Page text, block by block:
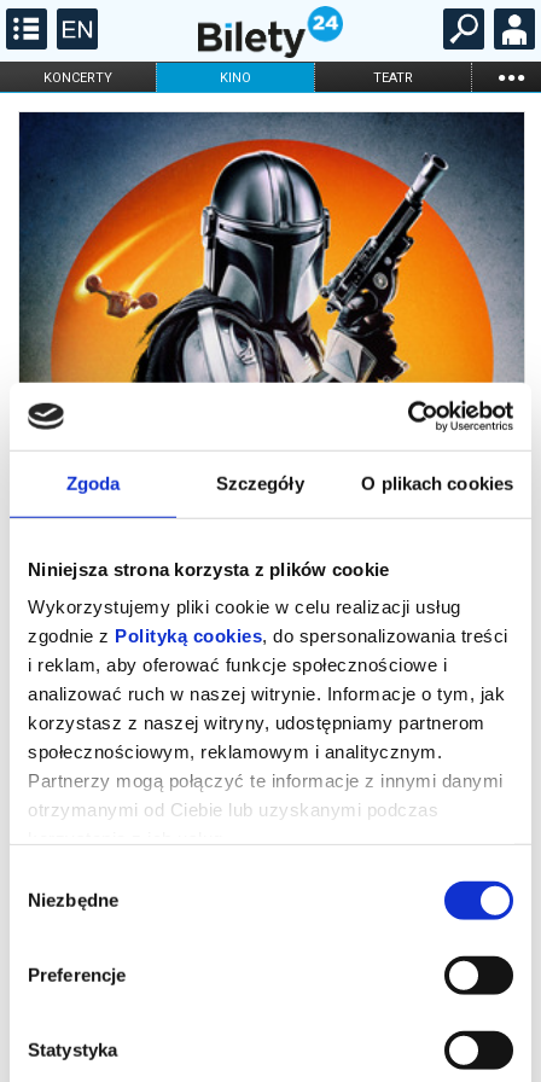
Zgoda Szczegóły O plikach cookies
Niniejsza strona korzysta z plików cookie
Wykorzystujemy pliki cookie w celu realizacji usług
zgodnie z Polityką cookies, do spersonalizowania treści
i reklam, aby oferować funkcje społecznościowe i
analizować ruch w naszej witrynie. Informacje o tym, jak
korzystasz z naszej witryny, udostępniamy partnerom
społecznościowym, reklamowym i analitycznym.
Partnerzy mogą połączyć te informacje z innymi danymi
otrzymanymi od Ciebie lub uzyskanymi podczas
zgody
Niezbędne
Preferencje
Statystyka
KONCERTY KINO TEATR ...
FILHARMONIA OPERA I BALET
STAND-UP
ONLINE KARNETY
Mandalorian i Grogu 3D dubbing
Imperium zostało pokonane, jednak jego dawni dowódcy, wciąż
stanowiąc zagrożenie, ukrywają się w różnych częściach galaktyki.
mandaloriańskiego łowcy nagród Din Djarina (Pedro Pascal) oraz z
jego młodego ucznia Grogu.